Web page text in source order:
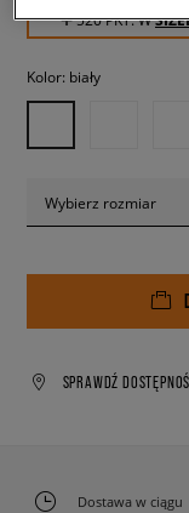
✛ 520 PKT. W
Kolor: biały
Wybierz rozmiar
SPRAWDŹ
Dostawa w ciągu